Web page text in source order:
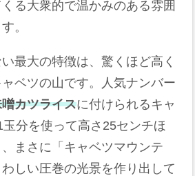
る大衆的で温かみのある雰囲
。
最大の特徴は、驚くほど高く
ベツの山です。人気ナンバー
カツライスに付けられるキャ
分を使って高さ25センチほ
まさに「キャベツマウンテ
しい圧巻の光景を作り出して